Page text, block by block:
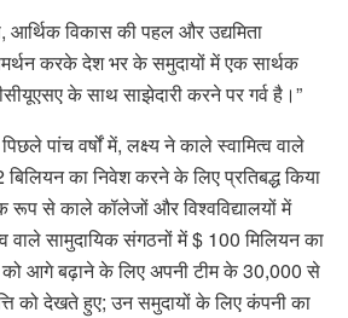
आर्थिक विकास की पहल और उद्यमिता
करके देश भर के समुदायों में एक सार्थक
के साथ साझेदारी करने पर गर्व है।”
पांच वर्षों में, लक्ष्य ने काले स्वामित्व वाले
बिलियन का निवेश करने के लिए प्रतिबद्ध किया
रूप से काले कॉलेजों और विश्वविद्यालयों में
वाले सामुदायिक संगठनों में $ 100 मिलियन का
को आगे बढ़ाने के लिए अपनी टीम के 30,000 से
को देखते हुए; उन समुदायों के लिए कंपनी का